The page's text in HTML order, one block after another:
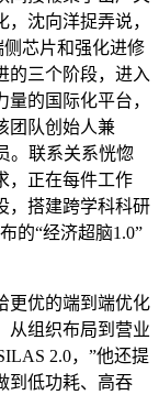
沈向洋捉弄说，
芯片和强化进修
的三个阶段，进入
的国际化平台，
团队创始人兼
。联系关系恍惚
，正在每件工作
，搭建跨学科科研
的“经济超脑1.0”
优的端到端优化
从组织布局到营业
2.0，”他还提
到低功耗、高吞